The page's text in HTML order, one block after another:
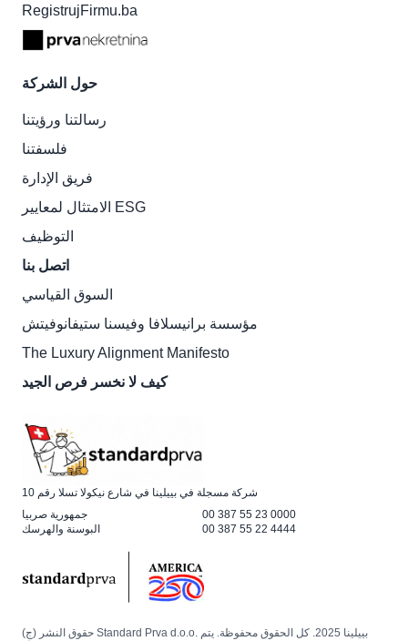
RegistrujFirmu.ba
حول الشركة
رسالتنا ورؤيتنا
فلسفتنا
فريق الإدارة
الامتثال لمعايير ESG
التوظيف
اتصل بنا
السوق القياسي
مؤسسة برانيسلافا وفيسنا ستيفانوفيتش
The Luxury Alignment Manifesto
كيف لا نخسر فرص الجيد
شركة مسجلة في بييلينا في شارع نيكولا تسلا رقم 10
جمهورية صربيا
البوسنة والهرسك
00 387 55 23 0000
00 387 55 22 4444
حقوق النشر (ج) Standard Prva d.o.o. بييلينا 2025. كل الحقوق محفوظة. يتم